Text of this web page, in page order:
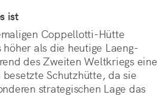
ist
Coppellotti-Hütte
als die heutige Laeng-
des Zweiten Weltkriegs eine
Schutzhütte, da sie